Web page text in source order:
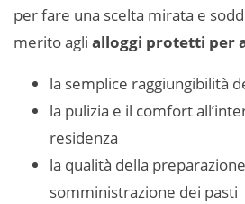
per fare una scelta mirata e
merito agli alloggi protetti per
la semplice raggiungibilità
la pulizia e il comfort
residenza
la qualità della
somministrazione dei pasti